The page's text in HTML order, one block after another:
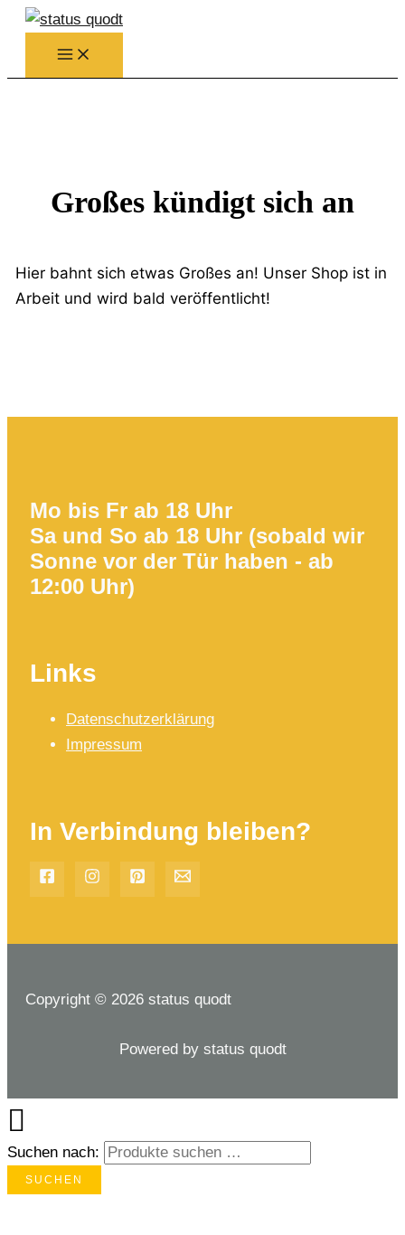
Zum
Inhalt
springen
Großes kündigt sich an
Hier bahnt sich etwas Großes an! Unser Shop ist in
Arbeit und wird bald veröffentlicht!
Mo bis Fr ab 18 Uhr
Sa und So ab 18 Uhr (sobald wir
Sonne vor der Tür haben - ab
12:00 Uhr)
Links
Datenschutzerklärung
Impressum
In Verbindung bleiben?
Copyright © 2026 status quodt
Powered by status quodt
Suchen nach:
SUCHEN